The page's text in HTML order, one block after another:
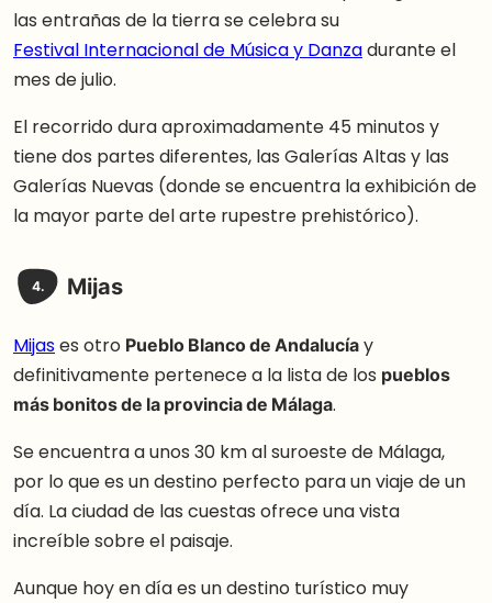
las entrañas de la tierra se celebra su
Festival Internacional de Música y Danzadurante el
mes de julio.
El recorrido dura aproximadamente 45 minutos y
tiene dos partes diferentes, las Galerías Altas y las
Galerías Nuevas (donde se encuentra la exhibición de
la mayor parte del arte rupestre prehistórico).
4. Mijas
Mijases otro Pueblo Blanco de Andalucíay
definitivamente pertenece a la lista de los pueblos
más bonitos de la provincia de Málaga.
Se encuentra a unos 30 km al suroeste de Málaga,
por lo que es un destino perfecto para un viaje de un
día. La ciudad de las cuestas ofrece una vista
increíble sobre el paisaje.
Aunque hoy en día es un destino turístico muy